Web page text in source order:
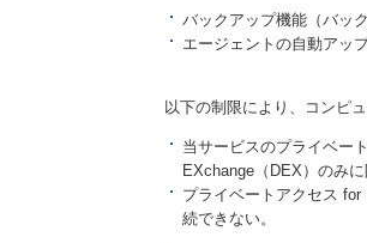
バックアップ機能（バッ
エージェントの自動アッ
以下の制限により、コンピ
当サービスのプライベー
EXchange（DEX）のみ
プライベートアクセス
続できない。